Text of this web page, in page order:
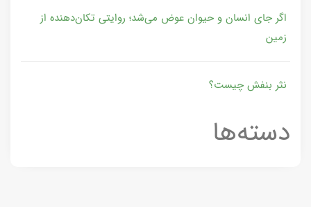
اگر جای انسان و حیوان عوض می‌شد؛ روایتی تکان‌دهنده از
زمین
نثر بنفش چیست؟
دسته‌ها